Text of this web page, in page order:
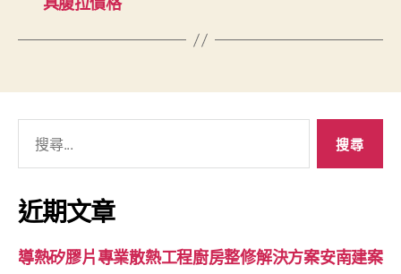
關
鍵
字:
近期文章
導熱矽膠片專業散熱工程廚房整修解決方案安南建案